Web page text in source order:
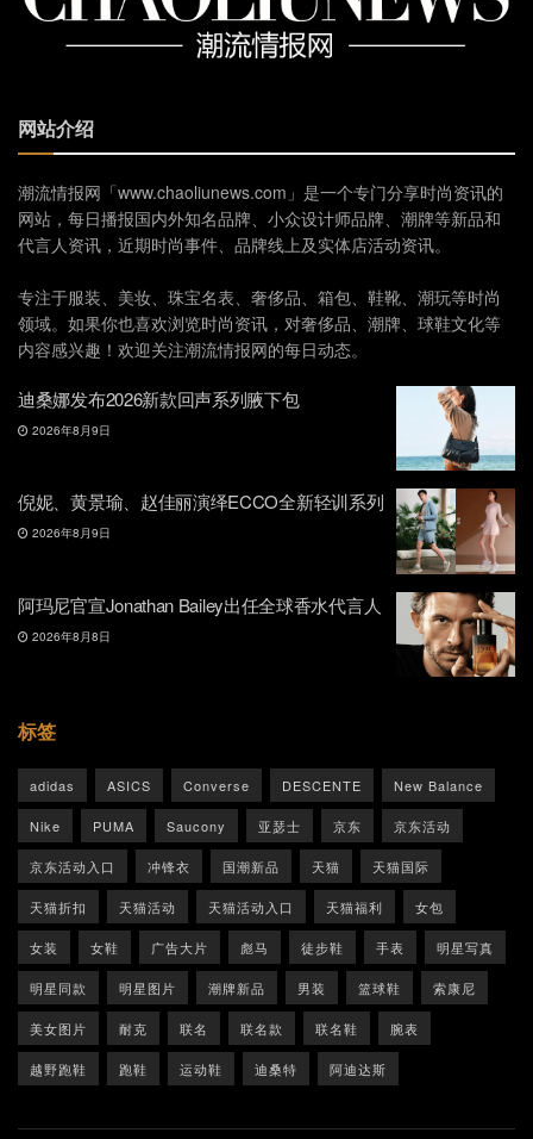
网站介绍
潮流情报网「www.chaoliunews.com」是一个专门分享时尚资讯的
网站，每日播报国内外知名品牌、小众设计师品牌、潮牌等新品和
代言人资讯，近期时尚事件、品牌线上及实体店活动资讯。
专注于服装、美妆、珠宝名表、奢侈品、箱包、鞋靴、潮玩等时尚
领域。如果你也喜欢浏览时尚资讯，对奢侈品、潮牌、球鞋文化等
内容感兴趣！欢迎关注潮流情报网的每日动态。
迪桑娜发布2026新款回声系列腋下包
2026年8月9日
倪妮、黄景瑜、赵佳丽演绎ECCO全新轻训系列
2026年8月9日
阿玛尼官宣Jonathan Bailey出任全球香水代言人
2026年8月8日
标签
adidas ASICS Converse DESCENTE New Balance
Nike PUMA Saucony 亚瑟士 京东 京东活动
京东活动入口 冲锋衣 国潮新品 天猫 天猫国际
天猫折扣 天猫活动 天猫活动入口 天猫福利 女包
女装 女鞋 广告大片 彪马 徒步鞋 手表 明星写真
明星同款 明星图片 潮牌新品 男装 篮球鞋 索康尼
美女图片 耐克 联名 联名款 联名鞋 腕表
越野跑鞋 跑鞋 运动鞋 迪桑特 阿迪达斯